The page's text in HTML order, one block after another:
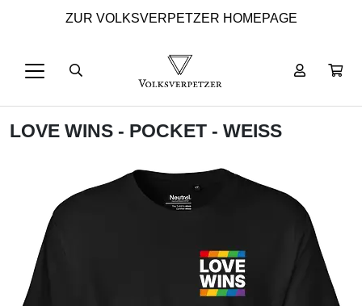
ZUR VOLKSVERPETZER HOMEPAGE
LOVE WINS - POCKET - WEISS